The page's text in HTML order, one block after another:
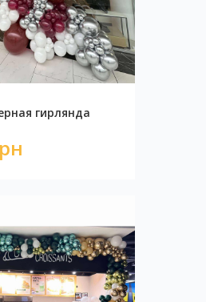
бабочки в ромашках
грн
гирлянда